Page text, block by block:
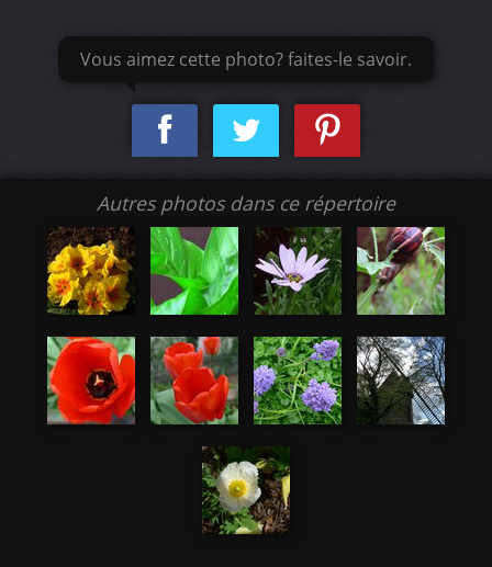
Vous aimez cette photo? faites-le savoir.
Autres photos dans ce répertoire